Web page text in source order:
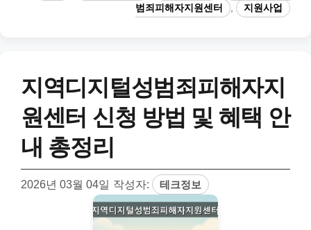
리
그
범죄피해자지원센터
지원사업
지역디지털성범죄피해자지
원센터 신청 방법 및 혜택 안
내 총정리
2026년 03월 04일 작성자: 테크정보